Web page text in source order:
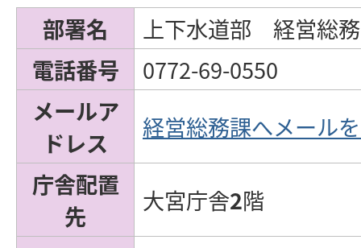
部署名
上下水道部 経営総
電話番号
0772-69-0550
メールア
ドレス
経営総務課へメール
庁舎配置
先
大宮庁舎2階